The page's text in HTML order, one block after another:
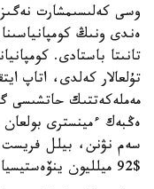
وسى كەلىسىمشارت
ەندى ونىڭ
تانىتا باستادى.
تۇلعالار كەلدى، اتاپ
مەملەكەتتىك حاتشىسى
ەڭبەك ءمينسترى
$92 ميلليون ينۆەستيسيا تارتتى.